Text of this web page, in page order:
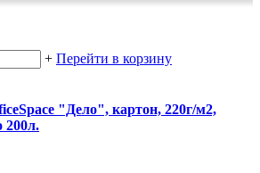
+ Перейти в корзину
"Дело", картон, 220г/м2,
200л.